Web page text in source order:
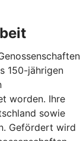
150-jährigen
worden. Ihre
sowie
Gefördert wird